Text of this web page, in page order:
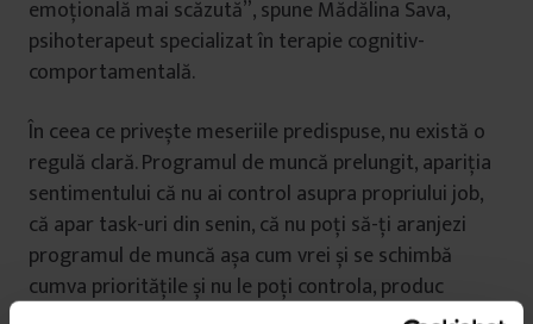
emoțională mai scăzută”, spune Mădălina Sava,
psihoterapeut specializat în terapie cognitiv-
comportamentală.
În ceea ce privește meseriile predispuse, nu există o
regulă clară. Programul de muncă prelungit, apariția
sentimentului că nu ai control asupra propriului job,
că apar task-uri din senin, că nu poți să-ți aranjezi
programul de muncă așa cum vrei și se schimbă
cumva prioritățile și nu le poți controla, produc